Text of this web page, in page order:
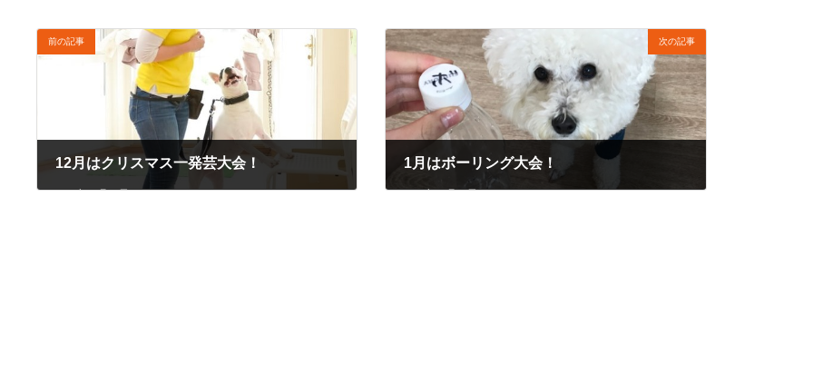
前の記事
12月はクリスマス一発芸大会！
2017年11月27日
次の記事
1月はボーリング大会！
2017年12月19日